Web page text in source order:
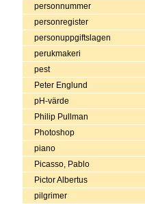
personnummer
personregister
personuppgiftslagen
perukmakeri
pest
Peter Englund
pH-värde
Philip Pullman
Photoshop
piano
Picasso, Pablo
Pictor Albertus
pilgrimer